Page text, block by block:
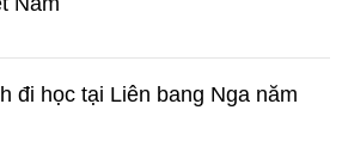
đi học tại Liên bang Nga năm